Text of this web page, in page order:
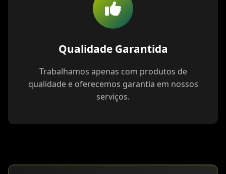
Qualidade Garantida
Trabalhamos apenas com produtos de
qualidade e oferecemos garantia em nossos
serviços.